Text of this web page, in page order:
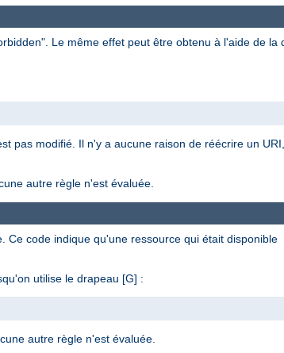
Le même effet peut être obtenu à l'aide de la
pas modifié. Il n'y a aucune raison de réécrire un
autre règle n'est évaluée.
code indique qu'une ressource qui était disponible
utilise le drapeau [G] :
autre règle n'est évaluée.